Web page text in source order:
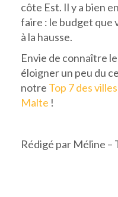
côte Est. Il y a bien
faire : le budget que
à la hausse.
Envie de connaître
éloigner un peu du
notre Top 7 des
Malte !
Rédigé par Méline –